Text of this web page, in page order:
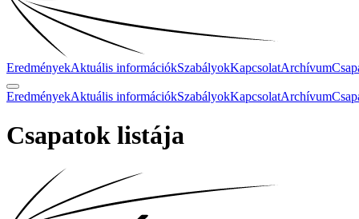
EredményekAktuális információkSzabályokKapcsolatArchívum
EredményekAktuális információkSzabályokKapcsolatArchívum
Csapatok listája